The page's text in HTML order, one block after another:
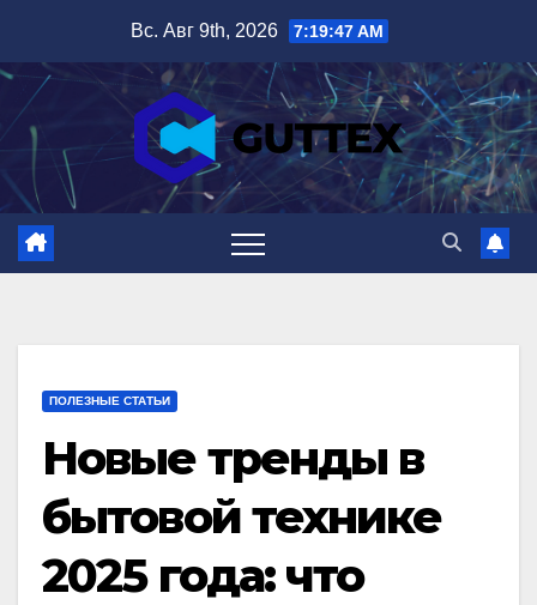
содержимому
Вс. Авг 9th, 2026 7:19:48 AM
ПОЛЕЗНЫЕ СТАТЬИ
Новые тренды в
бытовой технике
2025 года: что